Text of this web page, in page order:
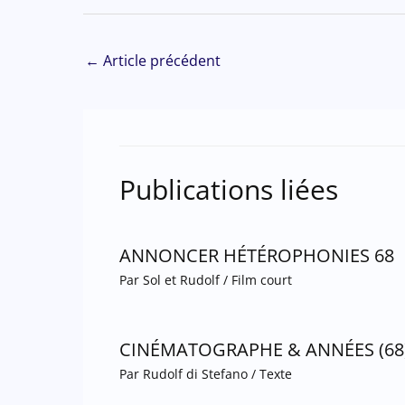
← Article précédent
Publications liées
ANNONCER HÉTÉROPHONIES 68
Par Sol et Rudolf/ Film court
CINÉMATOGRAPHE & ANNÉES
Par Rudolf di Stefano / Texte